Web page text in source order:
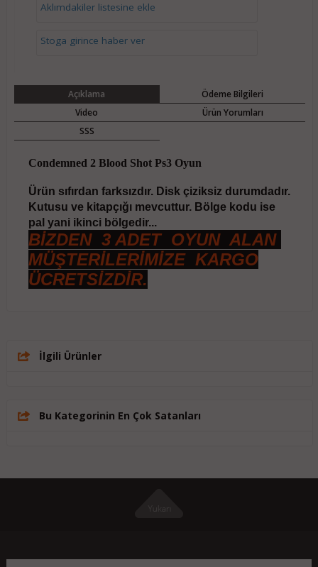
Aklımdakiler listesine ekle
Stoga girince haber ver
Açıklama
Ödeme Bilgileri
Video
Ürün Yorumları
SSS
Condemned 2 Blood Shot Ps3 Oyun
Ürün sıfırdan farksızdır. Disk çiziksiz durumdadır.
Kutusu ve kitapçığı mevcuttur. Bölge kodu ise
pal yani ikinci bölgedir...
BİZDEN 3 ADET OYUN ALAN
MÜŞTERİLERİMİZE KARGO
ÜCRETSİZDİR.
İlgili Ürünler
Bu Kategorinin En Çok Satanları